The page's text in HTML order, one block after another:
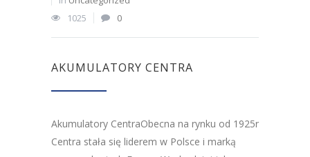
1025
0
AKUMULATORY CENTRA
Akumulatory CentraObecna na rynku od 1925r
Centra stała się liderem w Polsce i marką